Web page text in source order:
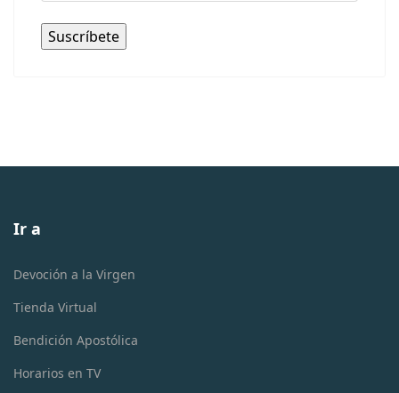
Ir a
Devoción a la Virgen
Tienda Virtual
Bendición Apostólica
Horarios en TV